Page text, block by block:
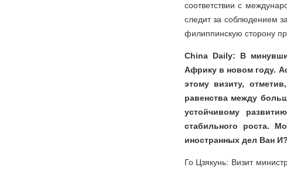
соответствии с
следит за соблюдением
филиппинскую сторону
China Daily: В
Африку в новом году.
этому визиту,
равенства между
устойчивому
стабильного роста.
иностранных дел Ван И?
Го Цзякунь: Визит